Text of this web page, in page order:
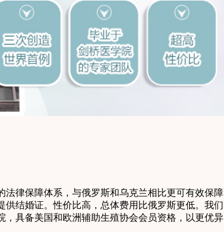
法律保障体系，与俄罗斯和乌克兰相比更可有效保障
供结婚证。性价比高，总体费用比俄罗斯更低。我们
，具备美国和欧洲辅助生殖协会会员资格，以更优异